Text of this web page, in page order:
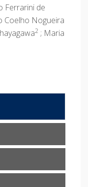
Ferrarini de
Coelho Nogueira
2 ; Maria